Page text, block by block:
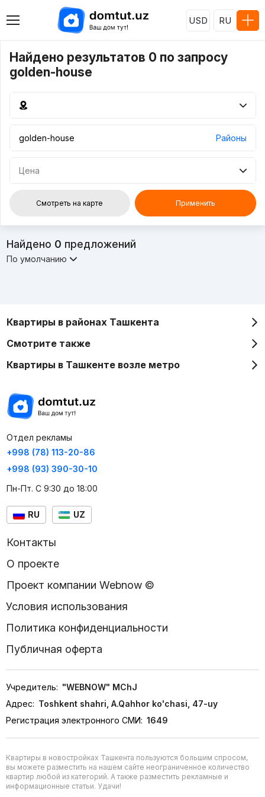
USD RU
Найдено результатов 0 по запросу
golden-house
Районы
Цена
Смотреть на карте Применить
Найдено 0 предложений
По умолчанию
Квартиры в районах Ташкента
Смотрите также
Квартиры в Ташкенте возле метро
Отдел рекламы
+998 (78) 113-20-86
+998 (93) 390-30-10
Пн-Пт. С 9:30 до 18:00
RU UZ
Контакты
О проекте
Проект компании Webnow ©
Условия использования
Политика конфиденциальности
Публичная оферта
Учредитель: "WEBNOW" MChJ
Адрес: Toshkent shahri, A.Qahhor ko'chasi, 47-uy
Регистрация электронного СМИ: 1649
Квартиры в новостройках Ташкента пользуются большим спросом,
вы можете разместить на нашем сайте неограниченное количество
квартир любой из категорий. А также разместить рекламные и
информационные статьи. Удачи!